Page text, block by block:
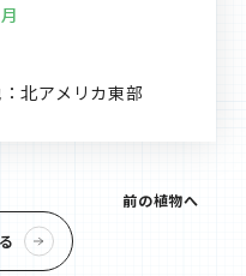
北アメリカ東部
前の植物へ